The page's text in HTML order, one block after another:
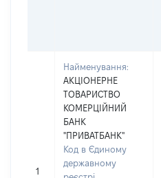
1
Найменування:
АКЦІОНЕРНЕ
ТОВАРИСТВО
КОМЕРЦІЙНИЙ
БАНК
"ПРИВАТБАНК"
Код в Єдиному
державному